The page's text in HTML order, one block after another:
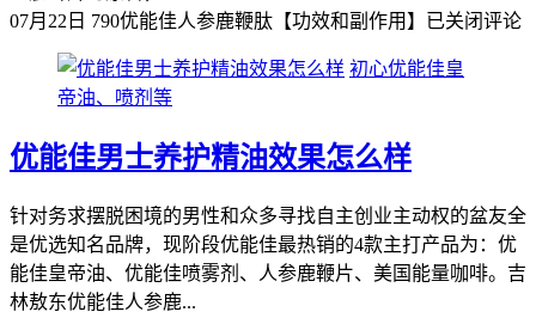
07月22日 790优能佳人参鹿鞭肽【功效和副作用】 已关闭评论
初心优能佳皇
帝油、喷剂等
优能佳男士养护精油效果怎么样
针对务求摆脱困境的男性和众多寻找自主创业主动权的盆友全
是优选知名品牌，现阶段优能佳最热销的4款主打产品为：优
能佳皇帝油、优能佳喷雾剂、人参鹿鞭片、美国能量咖啡。吉
林敖东优能佳人参鹿...